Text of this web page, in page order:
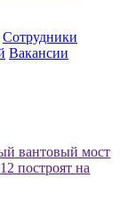
Сотрудники
Вакансии
вантовый мост
построят на